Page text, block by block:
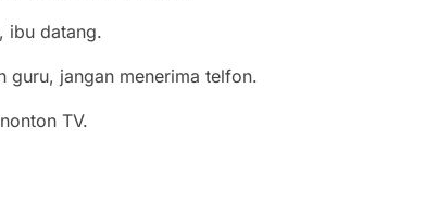
ibu datang.
guru, jangan menerima telfon.
TV.